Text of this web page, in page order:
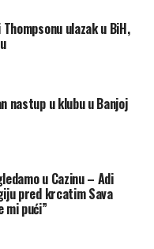
jednoj evropskoj
nikada ne smijete
ulazak u BiH,
nastup u klubu u Banjoj
u Cazinu – Adi
pred krcatim Sava
mi pući”